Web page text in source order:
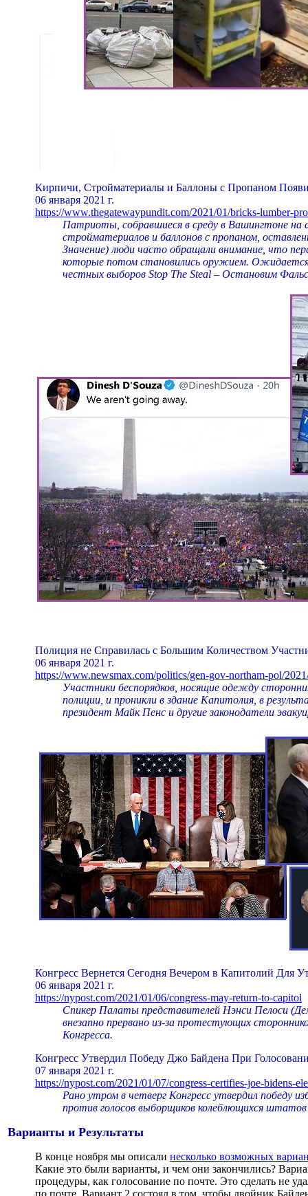
Кирпичи, Стройматериалы и Баллоны с Пропаном
06 января 2021 г.
https://www.thegatewaypundit.com/2021/01/bricks-lumber-
Патриоты, собравшиеся в среду в Вашингтоне
стройматериалов и баллонов с пропаном,
Значение) люди часто обращали внимание, что
которые потом становились оружием.
честных выборов Stop The Steal – Остановим
Полиция не Справилась с Большим Количеством
06 января 2021 г.
https://www.newsmax.com/politics/gen-gov-northam-pol/
Участники беспорядков, носящие одежду
полиции, и проникли в здание Капитолия, в
президент Майк Пенс и другие законодатели
Конгресс Вернется Сегодня Вечером в Капитолий Для
06 января 2021 г.
https://nypost.com/2021/01/06/congress-may-return-to-capitol
Спикер Палаты представителей Нэнси Пелоси
внезапно прервано из-за протестующих
Конгресса.
Конгресс Утвердил Победу Джо Байдена При
07 января 2021 г.
https://nypost.com/2021/01/07/congress-certifies-joe-bidens-
Рано утром в четверг Конгресс утвердил победу
против голосов выборщиков колеблющихся
Варианты и Результаты
В конце ноября мы описали несколько возможных
Какие это были варианты, и чем они закончились?
процедуры, как голосование по почте. Это сделать не
по почте. Вариант 2 состоял в том, чтобы двойник